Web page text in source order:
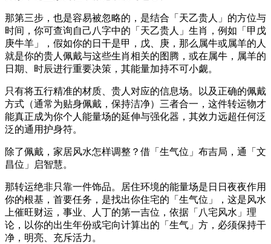
那第三步，也是容易被忽略的，是结合「天乙贵人」的方位与
时间，你可查询自己八字中的「天乙贵人」生肖，例如「甲戊
庚牛羊」，假如你的日干是甲，戊、庚，那么属牛或属羊的人
就是你的贵人佩戴与这些生肖相关的图腾，或在属牛，属羊的
日期、时辰进行重要决策，其能量加持不可小觑。
只有将五行精准的材质、贵人对应的信息场。以及正确的佩戴
方式（通常为贴身佩戴，保持洁净）三者合一，这件转运物才
能真正成为你个人能量场的延伸与强化器，其效力远超任何泛
泛的通用护身符。
除了佩戴，家居风水怎样调整？借「生气位」布吉局，通「文
昌位」启智慧。
那转运绝非只靠一件饰品。居住环境的能量场是日日夜夜作用
你的根基，首要任务，是找出你住宅的「生气位」，这是风水
上催旺财运，事业、人丁的第一吉位，依据「八宅风水」理
论，以你的出生年份或宅向计算出的「生气」方，必须保持干
净，明亮、充斥活力。